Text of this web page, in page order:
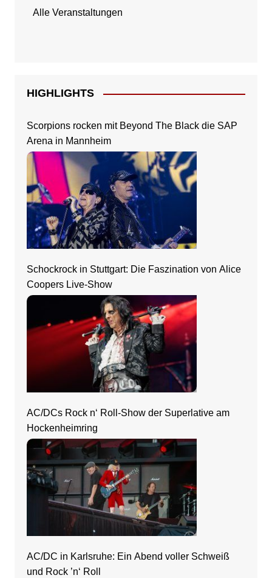
Alle Veranstaltungen
HIGHLIGHTS
Scorpions rocken mit Beyond The Black die SAP
Arena in Mannheim
Schockrock in Stuttgart: Die Faszination von Alice
Coopers Live-Show
AC/DCs Rock n‘ Roll-Show der Superlative am
Hockenheimring
AC/DC in Karlsruhe: Ein Abend voller Schweiß
und Rock ’n‘ Roll